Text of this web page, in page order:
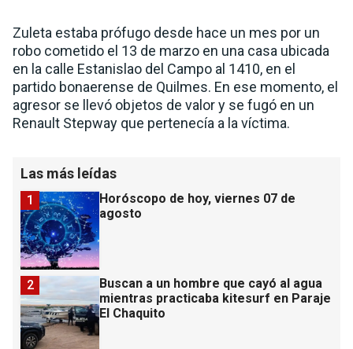
Zuleta estaba prófugo desde hace un mes por un
robo cometido el 13 de marzo en una casa ubicada
en la calle Estanislao del Campo al 1410, en el
partido bonaerense de Quilmes. En ese momento, el
agresor se llevó objetos de valor y se fugó en un
Renault Stepway que pertenecía a la víctima.
Las más leídas
Horóscopo de hoy, viernes 07 de
agosto
1
Buscan a un hombre que cayó al agua
mientras practicaba kitesurf en Paraje
El Chaquito
2